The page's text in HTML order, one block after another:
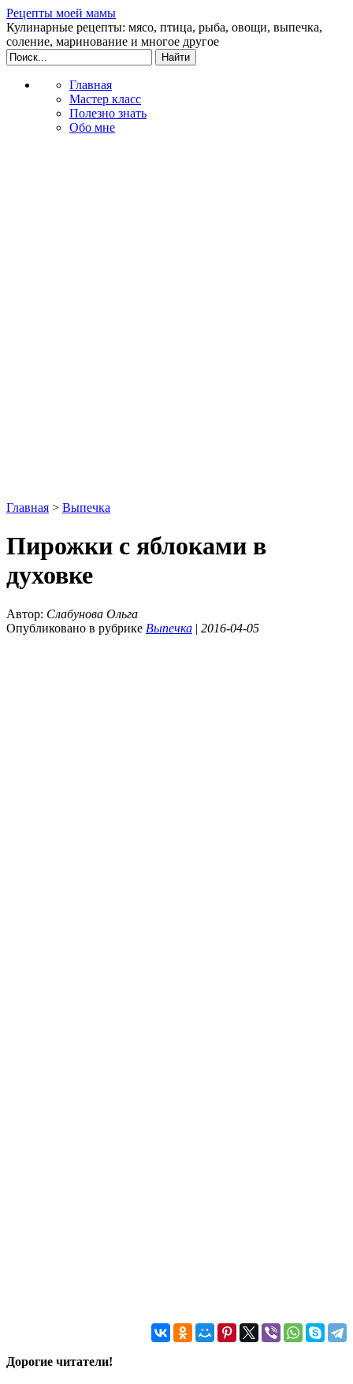
Рецепты моей мамы
Кулинарные рецепты: мясо, птица, рыба, овощи, выпечка,
соление, маринование и многое другое
Главная
Мастер класс
Полезно знать
Обо мне
Главная > Выпечка
Пирожки с яблоками в
духовке
Автор: Слабунова Ольга
Опубликовано в рубрике Выпечка | 2016-04-05
Дорогие читатели!